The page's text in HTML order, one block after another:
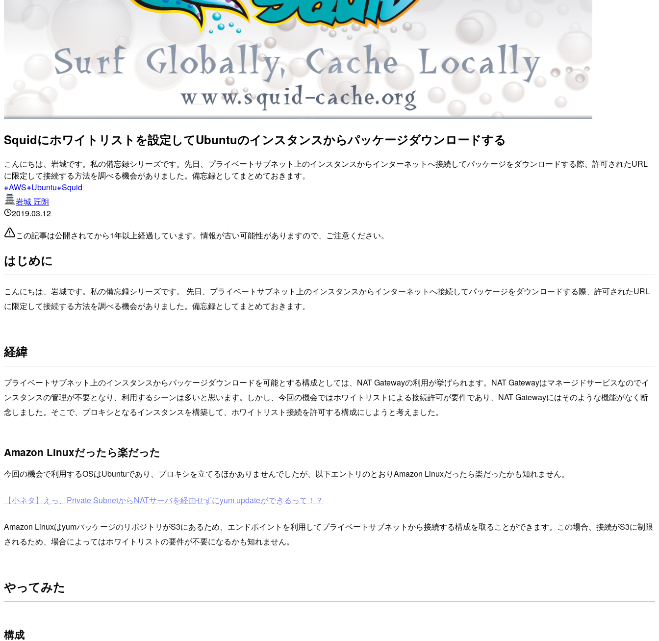
Squidにホワイトリストを設定してUbuntuのインスタンスからパッケージダウンロードする
こんにちは、岩城です。私の備忘録シリーズです。先日、プライベートサブネット上のインスタンスからインターネットへ接続してパッケージをダウンロードする際、許可されたURL
に限定して接続する方法を調べる機会がありました。備忘録としてまとめておきます。
AWS Ubuntu Squid
岩城 匠朗
2019.03.12
この記事は公開されてから1年以上経過しています。情報が古い可能性がありますので、ご注意ください。
はじめに
こんにちは、岩城です。私の備忘録シリーズです。 先日、プライベートサブネット上のインスタンスからインターネットへ接続してパッケージをダウンロードする際、許可されたURL
に限定して接続する方法を調べる機会がありました。備忘録としてまとめておきます。
経緯
プライベートサブネット上のインスタンスからパッケージダウンロードを可能とする構成としては、NAT Gatewayの利用が挙げられます。NAT Gatewayはマネージドサービスなのでイ
ンスタンスの管理が不要となり、利用するシーンは多いと思います。しかし、今回の機会ではホワイトリストによる接続許可が要件であり、NAT Gatewayにはそのような機能がなく断
念しました。そこで、プロキシとなるインスタンスを構築して、ホワイトリスト接続を許可する構成にしようと考えました。
Amazon Linuxだったら楽だった
今回の機会で利用するOSはUbuntuであり、プロキシを立てるほかありませんでしたが、以下エントリのとおりAmazon Linuxだったら楽だったかも知れません。
【小ネタ】えっ、Private SubnetからNATサーバを経由せずにyum updateができるって！？
Amazon LinuxはyumパッケージのリポジトリがS3にあるため、エンドポイントを利用してプライベートサブネットから接続する構成を取ることができます。この場合、接続がS3に制限
されるため、場合によってはホワイトリストの要件が不要になるかも知れません。
やってみた
構成